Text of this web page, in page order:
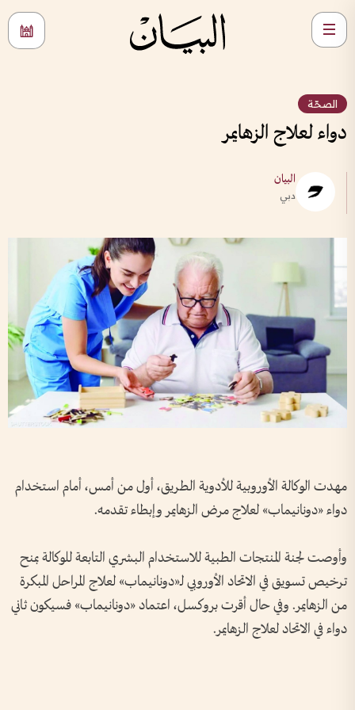
الصحّة
دواء لعلاج الزهايمر
البيان
دبي
مهدت الوكالة الأوروبية للأدوية الطريق، أول من أمس، أمام استخدام
دواء «دونانيماب» لعلاج مرض الزهايمر وإبطاء تقدمه.
وأوصت لجنة المنتجات الطبية للاستخدام البشري التابعة للوكالة بمنح
ترخيص تسويق في الاتحاد الأوروبي لـ«دونانيماب» لعلاج المراحل المبكرة
من الزهايمر. وفي حال أقرت بروكسل، اعتماد «دونانيماب» فسيكون ثاني
دواء في الاتحاد لعلاج الزهايمر.